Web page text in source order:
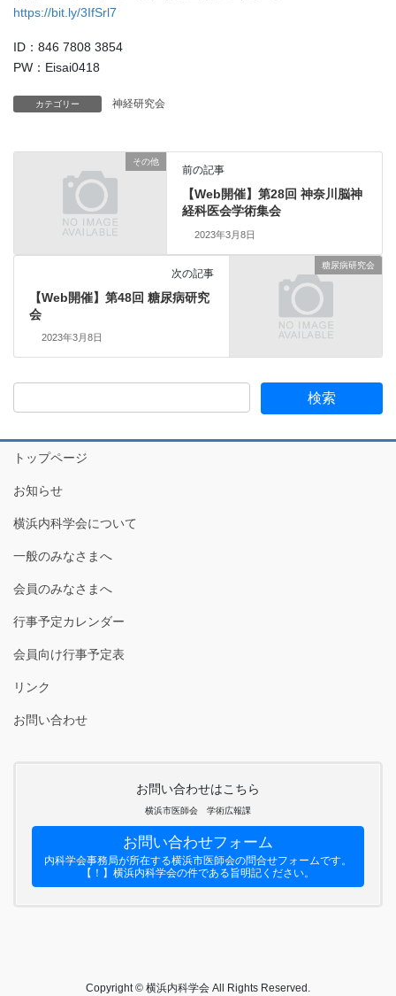
https://bit.ly/3IfSrl7
ID：846 7808 3854
PW：Eisai0418
カテゴリー 神経研究会
その他
前の記事
【Web開催】第28回 神奈川脳神
経科医会学術集会
2023年3月8日
糖尿病研究会
次の記事
【Web開催】第48回 糖尿病研究
会
2023年3月8日
トップページ
お知らせ
横浜内科学会について
一般のみなさまへ
会員のみなさまへ
行事予定カレンダー
会員向け行事予定表
リンク
お問い合わせ
お問い合わせはこちら
横浜市医師会 学術広報課
お問い合わせフォーム
内科学会事務局が所在する横浜市医師会の問合せフォームです。
【！】横浜内科学会の件である旨明記ください。
Copyright © 横浜内科学会 All Rights Reserved.